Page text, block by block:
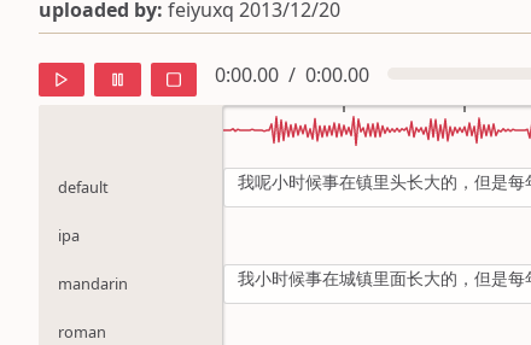
uploaded by: feiyuxq 2013/12/20
0:00.00 / 0:00.00
default
ipa
mandarin
roman
我呢小时候事在镇里头长大的，但是
我小时候事在城镇里面长大的，但是